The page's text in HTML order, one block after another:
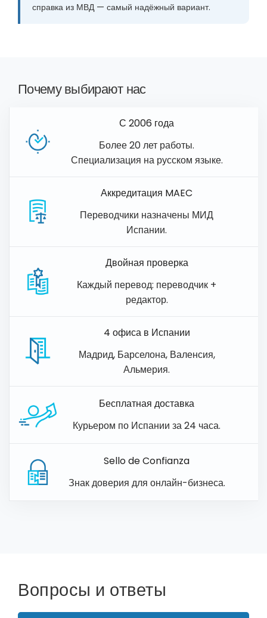
справка из МВД — самый надёжный вариант.
Почему выбирают нас
С 2006 года
Более 20 лет работы.
Специализация на русском языке.
Аккредитация MAEC
Переводчики назначены МИД
Испании.
Двойная проверка
Каждый перевод: переводчик +
редактор.
4 офиса в Испании
Мадрид, Барселона, Валенсия,
Альмерия.
Бесплатная доставка
Курьером по Испании за 24 часа.
Sello de Confianza
Знак доверия для онлайн-бизнеса.
Вопросы и ответы